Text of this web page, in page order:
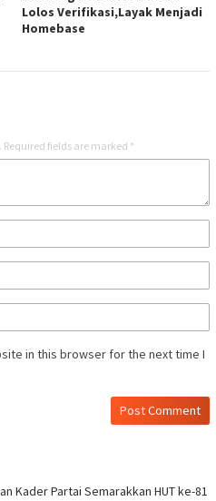
Lolos Verifikasi,Layak Menjadi
Homebase
Required fields are marked *
in this browser for the next time I
Kader Partai Semarakkan HUT ke-81